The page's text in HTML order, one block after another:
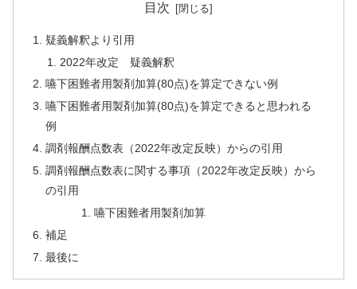
目次
疑義解釈より引用
2022年改定 疑義解釈
嚥下困難者用製剤加算(80点)を算定できない例
嚥下困難者用製剤加算(80点)を算定できると思われる
例
調剤報酬点数表（2022年改定反映）からの引用
調剤報酬点数表に関する事項（2022年改定反映）から
の引用
嚥下困難者用製剤加算
補足
最後に